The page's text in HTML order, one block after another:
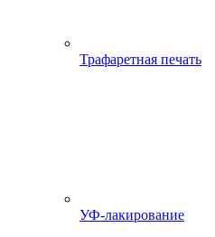
Трафаретная печать
УФ-лакирование